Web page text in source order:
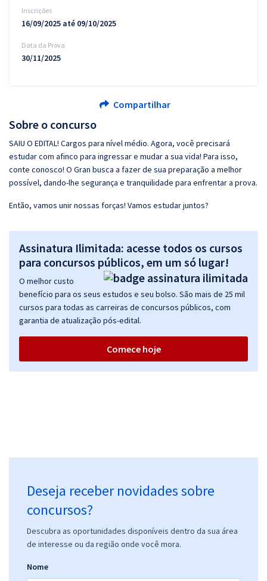
Sobre o concurso
SAIU O EDITAL! Cargos para nível médio. Agora, você precisará
estudar com afinco para ingressar e mudar a sua vida! Para isso,
conte conosco! O Gran busca a fazer de sua preparação a melhor
possível, dando-lhe segurança e tranquilidade para enfrentar a prova.
Então, vamos unir nossas forças! Vamos estudar juntos?
Assinatura Ilimitada: acesse todos os cursos
para concursos públicos, em um só lugar!
O melhor custo
benefício para os seus estudos e seu bolso. São mais de 25 mil
cursos para todas as carreiras de concursos públicos, com
garantia de atualização pós-edital.
Comece hoje
Deseja receber novidades sobre
concursos?
Descubra as oportunidades disponíveis dentro da sua área
de interesse ou da região onde você mora.
Nome
Inscrições
16/09/2025 até 09/10/2025
Data da Prova
30/11/2025
Compartilhar